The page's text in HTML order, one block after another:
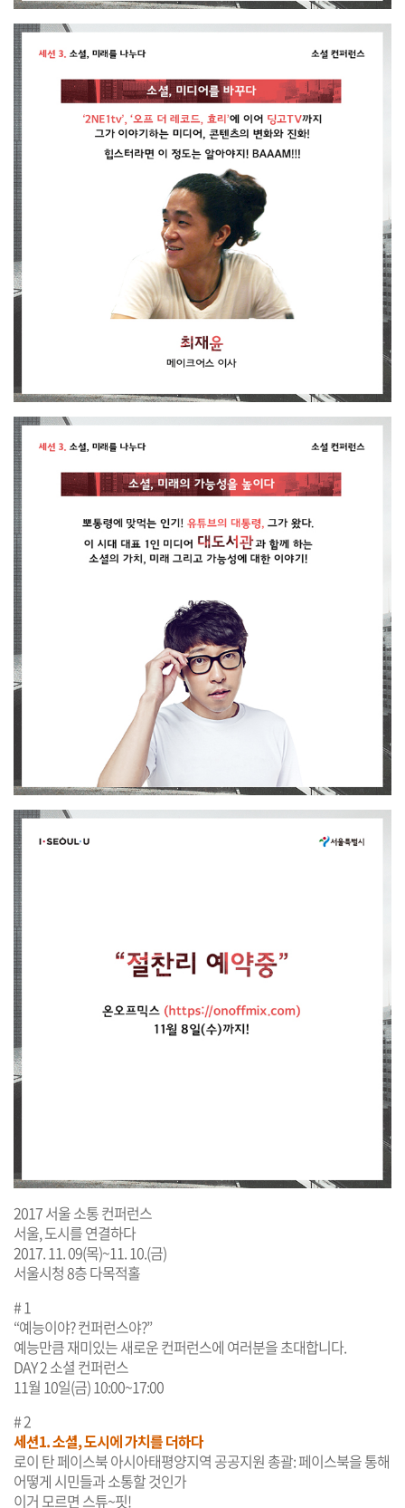
2017 서울 소통 컨퍼런스
서울, 도시를 연결하다
2017. 11. 09(목)~11. 10.(금)
서울시청 8층 다목적홀
# 1
“예능이야? 컨퍼런스야?”
예능만큼 재미있는 새로운 컨퍼런스에 여러분을 초대합니다.
DAY 2 소셜 컨퍼런스
11월 10일(금) 10:00~17:00
# 2
세션1. 소셜, 도시에 가치를 더하다
로이 탄 페이스북 아시아태평양지역 공공지원 총괄: 페이스북을 통해
어떻게 시민들과 소통할 것인가
이거 모르면 스튜~핏!